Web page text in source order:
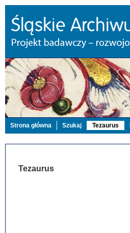
Strona główna Szukaj Tezaurus
Tezaurus